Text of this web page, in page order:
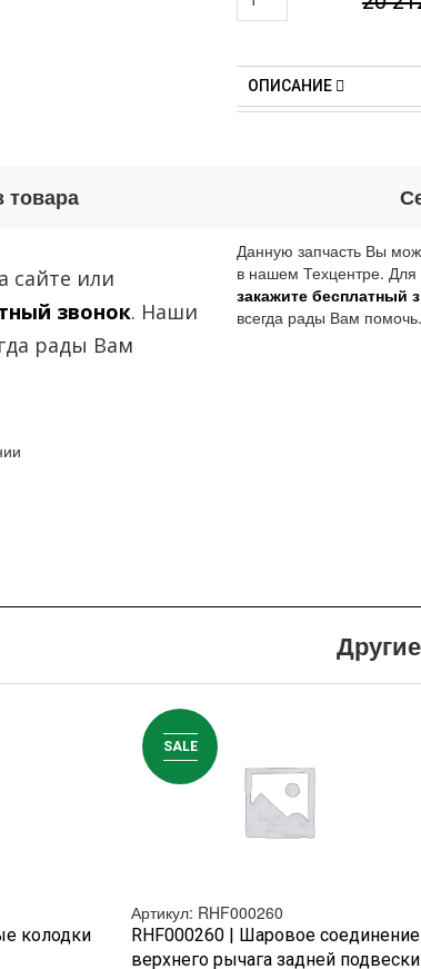
ОПИСАНИЕ
товара
сайте или
звонок. Наши
рады Вам
Данную запчасть Вы
в нашем Техцентре. Для
закажите бесплатный
всегда рады Вам помочь.
колодки
SALE
БЫСТРЫЙ ПРОСМОТР
Артикул: RHF000260
RHF000260 | Шаровое соединение
верхнего рычага задней подвески